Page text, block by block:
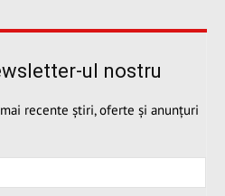
ul nostru
recente știri, oferte și anunțuri